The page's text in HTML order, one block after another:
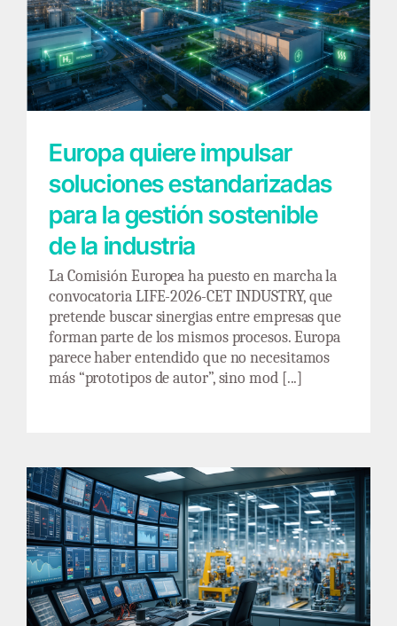
Europa quiere impulsar soluciones
estandarizadas para la gestión sostenible de
la industria
Europa quiere impulsar
soluciones estandarizadas
para la gestión sostenible
de la industria
La Comisión Europea ha puesto en marcha la
convocatoria LIFE-2026-CET INDUSTRY, que
pretende buscar sinergias entre empresas que
forman parte de los mismos procesos. Europa
parece haber entendido que no necesitamos
más “prototipos de autor”, sino mod [...]
Jesús Martínez: «La fábrica inteligente mide
la energía. Otra cosa es que sepa
gestionarla»